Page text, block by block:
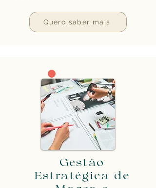
Quero saber mais
Gestão
Estratégica de